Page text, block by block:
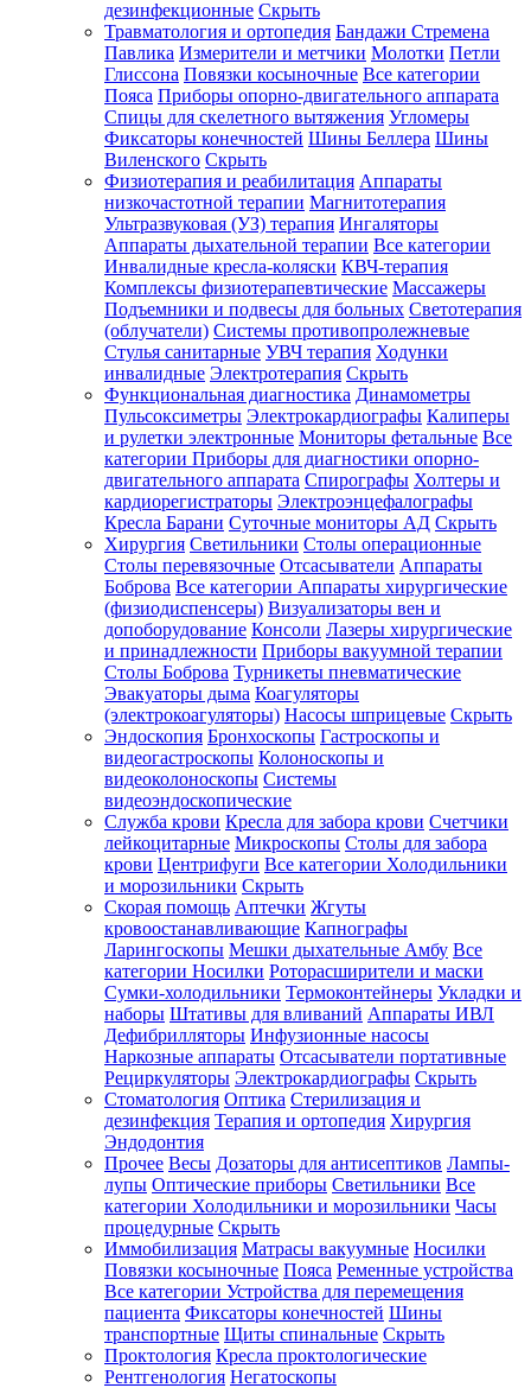
дезинфекционные Скрыть
Травматология и ортопедия Бандажи Стремена
Павлика Измерители и метчики Молотки Петли
Глиссона Повязки косыночные Все категории
Пояса Приборы опорно-двигательного аппарата
Спицы для скелетного вытяжения Угломеры
Фиксаторы конечностей Шины Беллера Шины
Виленского Скрыть
Физиотерапия и реабилитация Аппараты
низкочастотной терапии Магнитотерапия
Ультразвуковая (УЗ) терапия Ингаляторы
Аппараты дыхательной терапии Все категории
Инвалидные кресла-коляски КВЧ-терапия
Комплексы физиотерапевтические Массажеры
Подъемники и подвесы для больных Светотерапия
(облучатели) Системы противопролежневые
Стулья санитарные УВЧ терапия Ходунки
инвалидные Электротерапия Скрыть
Функциональная диагностика Динамометры
Пульсоксиметры Электрокардиографы Калиперы
и рулетки электронные Мониторы фетальные Все
категории Приборы для диагностики опорно-
двигательного аппарата Спирографы Холтеры и
кардиорегистраторы Электроэнцефалографы
Кресла Барани Суточные мониторы АД Скрыть
Хирургия Светильники Столы операционные
Столы перевязочные Отсасыватели Аппараты
Боброва Все категории Аппараты хирургические
(физиодиспенсеры) Визуализаторы вен и
допоборудование Консоли Лазеры хирургические
и принадлежности Приборы вакуумной терапии
Столы Боброва Турникеты пневматические
Эвакуаторы дыма Коагуляторы
(электрокоагуляторы) Насосы шприцевые Скрыть
Эндоскопия Бронхоскопы Гастроскопы и
видеогастроскопы Колоноскопы и
видеоколоноскопы Системы
видеоэндоскопические
Служба крови Кресла для забора крови Счетчики
лейкоцитарные Микроскопы Столы для забора
крови Центрифуги Все категории Холодильники
и морозильники Скрыть
Скорая помощь Аптечки Жгуты
кровоостанавливающие Капнографы
Ларингоскопы Мешки дыхательные Амбу Все
категории Носилки Роторасширители и маски
Сумки-холодильники Термоконтейнеры Укладки и
наборы Штативы для вливаний Аппараты ИВЛ
Дефибрилляторы Инфузионные насосы
Наркозные аппараты Отсасыватели портативные
Рециркуляторы Электрокардиографы Скрыть
Стоматология Оптика Стерилизация и
дезинфекция Терапия и ортопедия Хирургия
Эндодонтия
Прочее Весы Дозаторы для антисептиков Лампы-
лупы Оптические приборы Светильники Все
категории Холодильники и морозильники Часы
процедурные Скрыть
Иммобилизация Матрасы вакуумные Носилки
Повязки косыночные Пояса Ременные устройства
Все категории Устройства для перемещения
пациента Фиксаторы конечностей Шины
транспортные Щиты спинальные Скрыть
Проктология Кресла проктологические
Рентгенология Негатоскопы